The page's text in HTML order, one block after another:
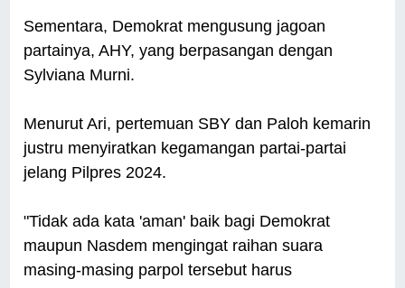
Sementara, Demokrat mengusung jagoan
partainya, AHY, yang berpasangan dengan
Sylviana Murni.
Menurut Ari, pertemuan SBY dan Paloh kemarin
justru menyiratkan kegamangan partai-partai
jelang Pilpres 2024.
"Tidak ada kata 'aman' baik bagi Demokrat
maupun Nasdem mengingat raihan suara
masing-masing parpol tersebut harus